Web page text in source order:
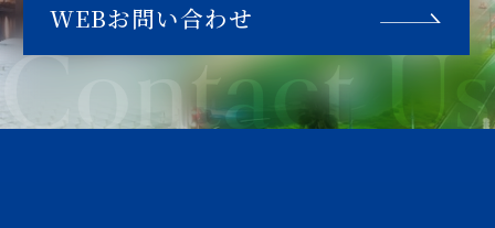
WEBお問い合わせ
Contact Us